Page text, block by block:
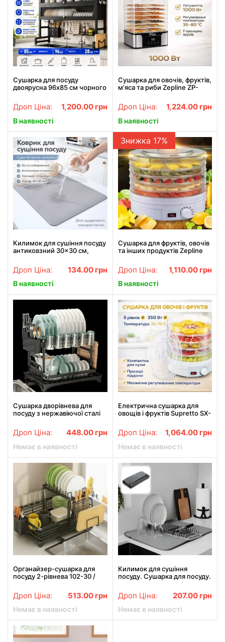
Сушарка для посуду
двоярусна 96х85 см чорного
органайзер над раковиною /
Сушка з дверцями
Дроп Ціна: 1,200.00 грн
В наявності
Сушарка для овочів, фруктів,
м'яса та риби Zepline ZP-
регулювання температури
35–80 °C
Дроп Ціна: 1,224.00 грн
В наявності
Килимок для сушіння посуду
антиковзний 30×30 см,
абсорбуючий, настільний
кухонний килимок з
поліпропілену, сер
Дроп Ціна: 134.00 грн
В наявності
Знижка 17%
Сушарка для фруктів, овочів
та інших продуктів Zepline
Дроп Ціна: 1,110.00 грн
В наявності
Сушарка дворівнева для
посуду з нержавіючої сталі
посуду
Дроп Ціна: 448.00 грн
Немає в наявності
Електрична сушарка для
овощів і фруктів Supretto SX-
350 Вт, регулювання
температури 35–70 °C, біла
Дроп Ціна: 1,064.00 грн
Немає в наявності
Органайзер-сушарка для
посуду 2-рівнева 102-30 /
піддоном / Настільна
сушарка
Дроп Ціна: 513.00 грн
Немає в наявності
Килимок для сушіння
посуду. Сушарка для посуду.
посуду. Килимок на
раковину для посуду
Дроп Ціна: 207.00 грн
Немає в наявності